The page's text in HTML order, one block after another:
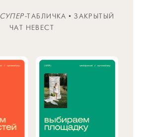
СУПЕР-ТАБЛИЧКА • ЗАКРЫТЫЙ
ЧАТ НЕВЕСТ